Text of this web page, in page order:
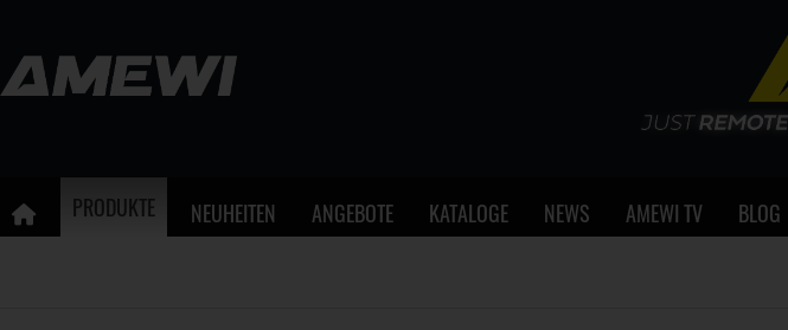
PRODUKTE NEUHEITEN ANGEBOTE KATALOGE NEWS AMEWI TV BLOG